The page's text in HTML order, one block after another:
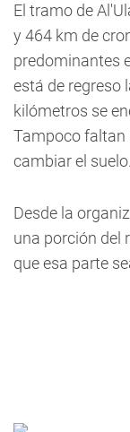
El tramo de
y 464 km de
predominantes
está de regreso
kilómetros se
Tampoco faltan
cambiar el suelo.
Desde la
una porción del
que esa parte